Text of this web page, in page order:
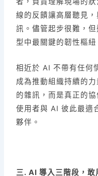
線的反饋讓高層聽見
訊。儘管起步很難，
型中最關鍵的韌性樞紐
相近於 AI 不帶有任何
成為推動組織持續的
的雜訊，而是真正的
使用者與 AI 彼此最適
夥伴。
三. AI 導入三階段，敢